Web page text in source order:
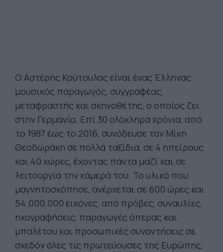
Ο Αστέρης Κούτουλας είναι ένας Έλληνας
μουσικός παραγωγός, συγγραφέας,
μεταφραστής και σκηνοθέτης, ο οποίος ζει
στην Γερμανία. Επί 30 ολόκληρα χρόνια, από
το 1987 έως το 2016, συνόδευσε τον Μίκη
Θεοδωράκη σε πολλά ταξίδια, σε 4 ηπείρους
και 40 χώρες, έχοντας πάντα μαζί και σε
λειτουργία την κάμερά του. Το υλικό που
μαγνητοσκόπησε, ανέρχεται σε 600 ώρες και
54.000.000 εικόνες, από πρόβες, συναυλίες,
ηχογραφήσεις, παραγωγές όπερας και
μπαλέτου και προσωπικές συναντήσεις σε
σχεδόν όλες τις πρωτεύουσες της Ευρώπης,